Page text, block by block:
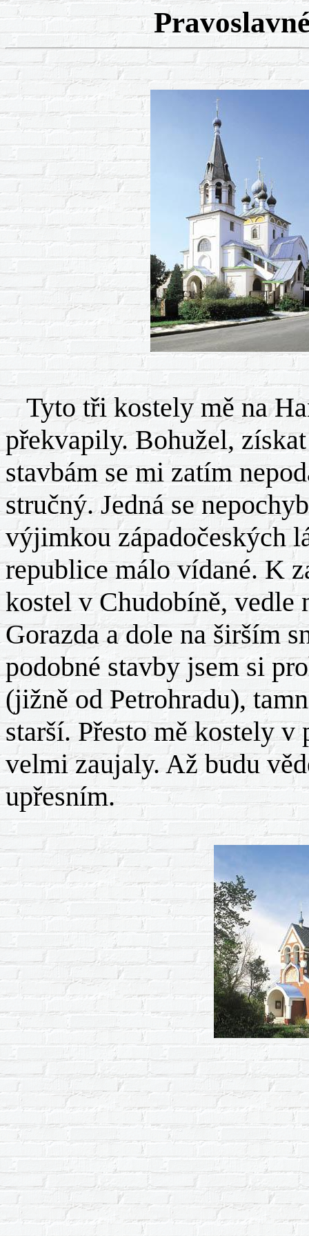
Tyto tři kostely mě na
překvapily. Bohužel,
stavbám se mi zatím
stručný. Jedná se
výjimkou západočeských
republice málo vídané. K
kostel v Chudobíně, vedle
Gorazda a dole na širším
podobné stavby jsem si
(jižně od Petrohradu),
starší. Přesto mě kostely v
velmi zaujaly. Až budu
upřesním.